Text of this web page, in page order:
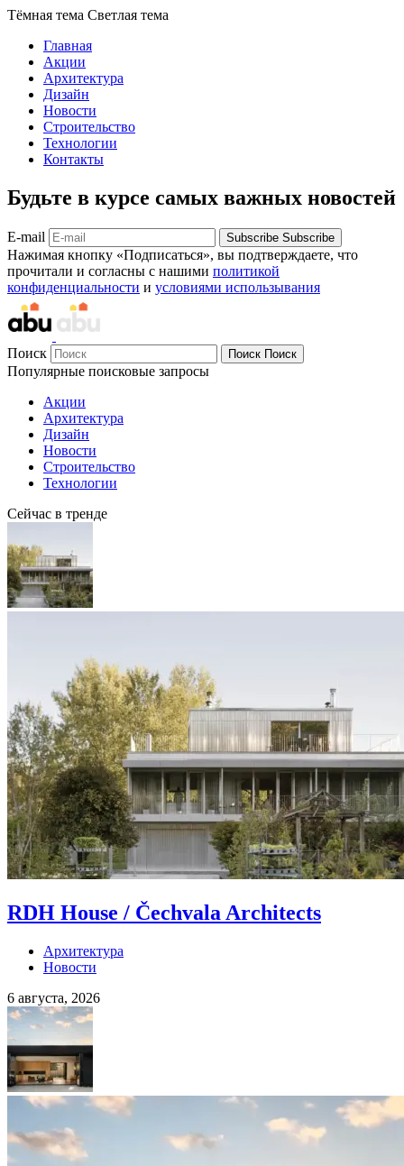
Тёмная тема Светлая тема
Главная
Акции
Архитектура
Дизайн
Новости
Строительство
Технологии
Контакты
Будьте в курсе самых важных новостей
E-mail Subscribe Subscribe
Нажимая кнопку «Подписаться», вы подтверждаете, что
прочитали и согласны с нашими политикой
конфиденциальности и условиями использывания
Поиск Поиск Поиск
Популярные поисковые запросы
Акции
Архитектура
Дизайн
Новости
Строительство
Технологии
Сейчас в тренде
RDH House / Čechvala Architects
Архитектура
Новости
6 августа, 2026